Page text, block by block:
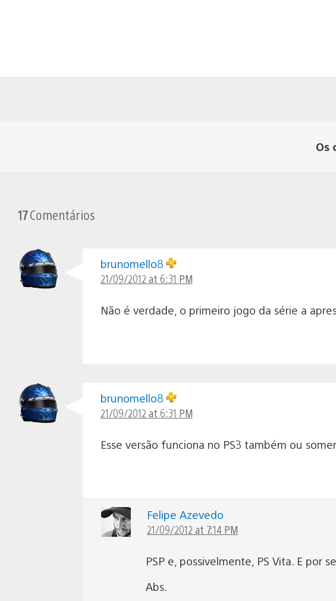
Os
17Comentários
brunomello8
21/09/2012 at 6:31 PM
Não é verdade, o primeiro jogo da série a
brunomello8
21/09/2012 at 6:31 PM
Esse versão funciona no PS3 também ou
Felipe Azevedo
21/09/2012 at 7:14 PM
PSP e, possivelmente, PS Vita. E por
Abs.